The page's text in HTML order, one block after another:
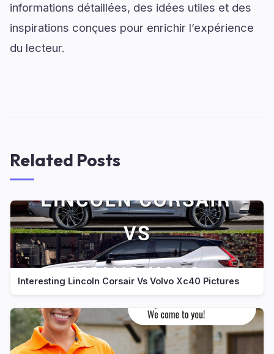
informations détaillées, des idées utiles et des
inspirations conçues pour enrichir l’expérience
du lecteur.
Related Posts
Interesting Lincoln Corsair Vs Volvo Xc40 Pictures